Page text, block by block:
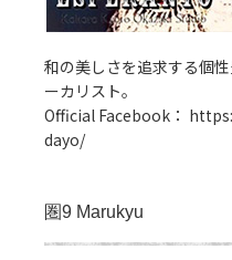
和の美しさを追求する個
ーカリスト。
Official Facebook：
dayo/
圏9 Marukyu